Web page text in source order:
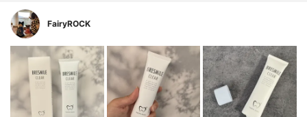
FairyROCK